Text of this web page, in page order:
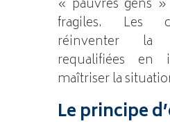
« pauvres gens
fragiles. Les
réinventer
requalifiées en
maîtriser la
Le principe